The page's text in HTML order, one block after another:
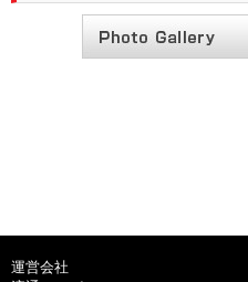
運営会社